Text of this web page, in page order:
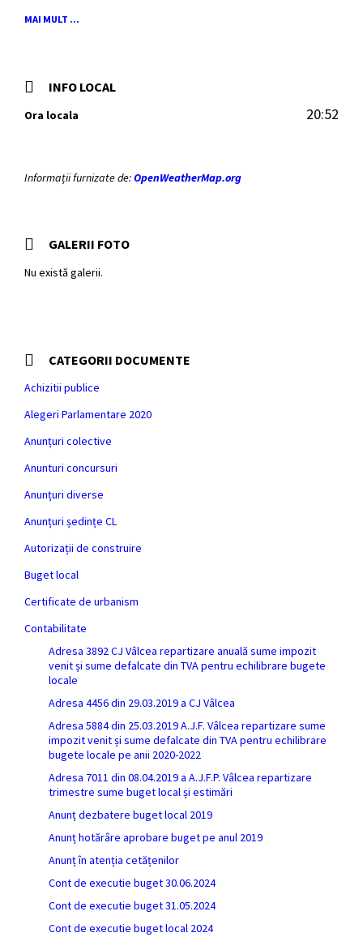
comuna Sutești.
MAI MULT ...
INFO LOCAL
Ora locala 20:52
Informații furnizate de:OpenWeatherMap.org
GALERII FOTO
Nu există galerii.
CATEGORII DOCUMENTE
Achizitii publice
Alegeri Parlamentare 2020
Anunțuri colective
Anunturi concursuri
Anunțuri diverse
Anunțuri ședințe CL
Autorizații de construire
Buget local
Certificate de urbanism
Contabilitate
Adresa 3892 CJ Vâlcea repartizare anuală sume impozit
venit și sume defalcate din TVA pentru echilibrare bugete
locale
Adresa 4456 din 29.03.2019 a CJ Vâlcea
Adresa 5884 din 25.03.2019 A.J.F. Vâlcea repartizare sume
impozit venit și sume defalcate din TVA pentru echilibrare
bugete locale pe anii 2020-2022
Adresa 7011 din 08.04.2019 a A.J.F.P. Vâlcea repartizare
trimestre sume buget local și estimări
Anunț dezbatere buget local 2019
Anunț hotărâre aprobare buget pe anul 2019
Anunț în atenția cetățenilor
Cont de executie buget 30.06.2024
Cont de executie buget 31.05.2024
Cont de executie buget local 2024